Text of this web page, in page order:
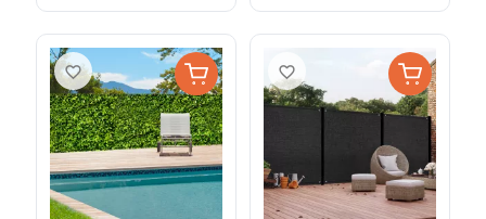
favorite_border favorite_border